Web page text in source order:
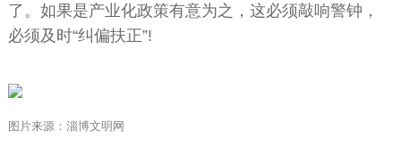
了。如果是产业化政策有意为之，这必须敲响警钟，
必须及时“纠偏扶正”!
图片来源：淄博文明网